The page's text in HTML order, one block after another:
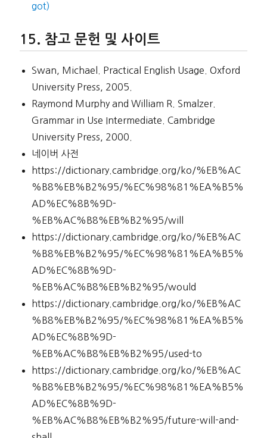
got)
참고 문헌 및 사이트
Swan, Michael. Practical English Usage. Oxford
University Press, 2005.
Raymond Murphy and William R. Smalzer.
Grammar in Use Intermediate. Cambridge
University Press, 2000.
네이버 사전
https://dictionary.cambridge.org/ko/%EB%AC
%B8%EB%B2%95/%EC%98%81%EA%B5%
AD%EC%8B%9D-
%EB%AC%B8%EB%B2%95/will
https://dictionary.cambridge.org/ko/%EB%AC
%B8%EB%B2%95/%EC%98%81%EA%B5%
AD%EC%8B%9D-
%EB%AC%B8%EB%B2%95/would
https://dictionary.cambridge.org/ko/%EB%AC
%B8%EB%B2%95/%EC%98%81%EA%B5%
AD%EC%8B%9D-
%EB%AC%B8%EB%B2%95/used-to
https://dictionary.cambridge.org/ko/%EB%AC
%B8%EB%B2%95/%EC%98%81%EA%B5%
AD%EC%8B%9D-
%EB%AC%B8%EB%B2%95/future-will-and-